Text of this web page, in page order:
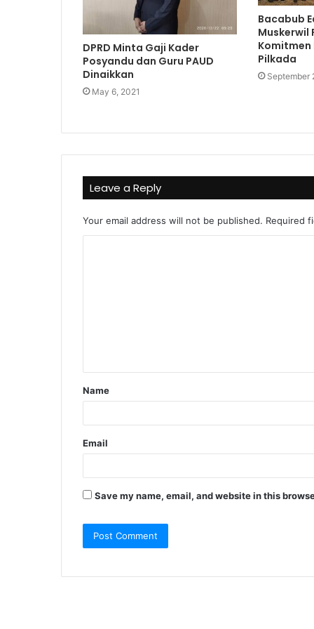
DPRD Minta Gaji Kader
Posyandu dan Guru PAUD
Dinaikkan
May 6, 2021
Bacabub
Muskerwil
Komitmen
Pilkada
September
Leave a Reply
Your email address will not be published. Required
t
*
Name
Email
Save my name, email, and website in this